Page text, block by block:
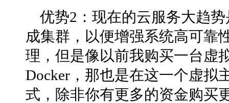
优势2：现在的云服务大趋
成集群，以便增强系统高可靠
理，但是像以前我购买一台虚
Docker，那也是在这一个虚拟
式，除非你有更多的资金购买